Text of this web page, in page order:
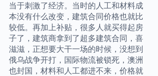
当于刺激了经济。当时的人工和材料成
本没有什么改变，建筑合同价格也就比
较低。再加上补贴，很多人就买得起房
子了，建筑商拿到了超多建筑合同，喜
滋滋，正想要大干一场的时候，没想到
俄乌战争开打，国际物流被锁死，澳洲
也封国，材料和人工都进不来，价格就